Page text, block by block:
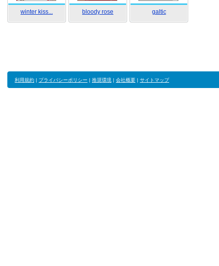
winter kiss... bloody rose galtic
利用規約 | プライバシーポリシー | 推奨環境 | 会社概要 | サイトマップ